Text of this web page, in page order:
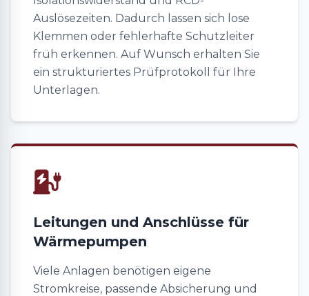
Auslösezeiten. Dadurch lassen sich lose
Klemmen oder fehlerhafte Schutzleiter
früh erkennen. Auf Wunsch erhalten Sie
ein strukturiertes Prüfprotokoll für Ihre
Unterlagen.
Leitungen und Anschlüsse für
Wärmepumpen
Viele Anlagen benötigen eigene
Stromkreise, passende Absicherung und